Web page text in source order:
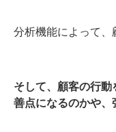
分析機能によって、
そして、顧客の行
善点になるのかや、